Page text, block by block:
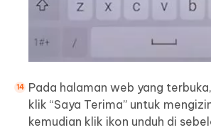
Pada halaman web yang
klik “Saya Terima” untuk
kemudian klik ikon unduh di